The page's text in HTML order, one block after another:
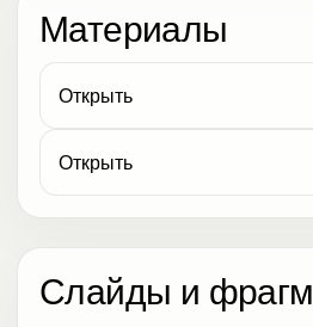
Материалы
Открыть
Открыть
Слайды и